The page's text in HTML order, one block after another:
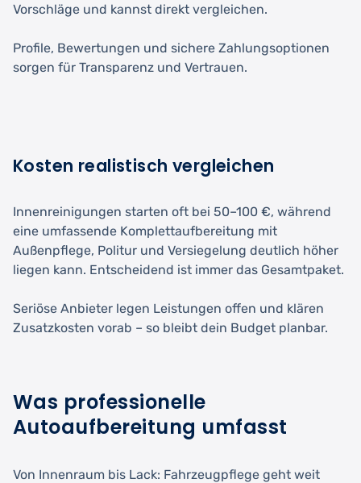
Vorschläge und kannst direkt vergleichen.
Profile, Bewertungen und sichere Zahlungsoptionen
sorgen für Transparenz und Vertrauen.
Kosten realistisch vergleichen
Innenreinigungen starten oft bei 50–100 €, während
eine umfassende Komplettaufbereitung mit
Außenpflege, Politur und Versiegelung deutlich höher
liegen kann. Entscheidend ist immer das Gesamtpaket.
Seriöse Anbieter legen Leistungen offen und klären
Zusatzkosten vorab – so bleibt dein Budget planbar.
Was professionelle
Autoaufbereitung umfasst
Von Innenraum bis Lack: Fahrzeugpflege geht weit